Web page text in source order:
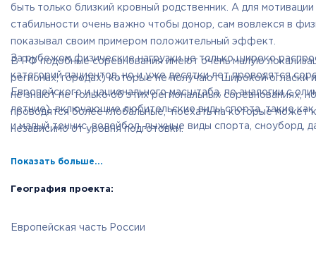
быть только близкий кровный родственник. А для
стабильности очень важно чтобы донор, сам вовлекся в
показывал своим примером положительный эффект.
За рубежом физические нагрузки не только широко
категорий пациентов, но и уже десятки лет проводятся
Европейского и национального масштаба, по аналогии с
летние), включающие любительские виды спорта, такие как
и малый теннис, волейбол, лыжные виды спорта, сноуборд,
В РФ подобные соревнования имеют очень малую
регионах, городах) которые не получают широкой огласки
не знают не только об этих региональных соревнованиях,
проводятся более глобальные, поехать на которые может
независимо от уровня подготовки.
Показать больше...
География проекта:
Европейская часть России